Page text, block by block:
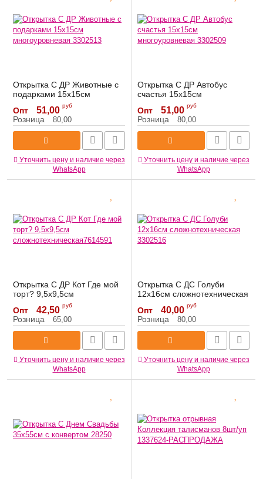
Открытка С ДР Животные с
подарками 15х15см
многоуровневая 3302513
Артикул: 3302513
Опт 51,00 руб
Розница 80,00
Уточнить цену и наличие через
WhatsApp
Открытка С ДР Автобус
счастья 15х15см
многоуровневая 3302509
Артикул: 3302509
Опт 51,00 руб
Розница 80,00
Уточнить цену и наличие через
WhatsApp
Открытка С ДР Кот Где мой
торт? 9,5х9,5см
сложнотехническая7614591
Артикул: 7614591
Опт 42,50 руб
Розница 65,00
Уточнить цену и наличие через
WhatsApp
Открытка С ДС Голуби
12х16см сложнотехническая
Артикул: 3302516
Опт 40,00 руб
Розница 80,00
Уточнить цену и наличие через
WhatsApp